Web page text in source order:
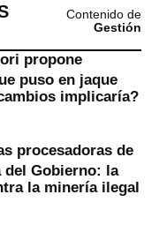
Contenido de
Gestión
propone
puso en jaque
implicaría?
procesadoras de
del Gobierno: la
la minería ilegal